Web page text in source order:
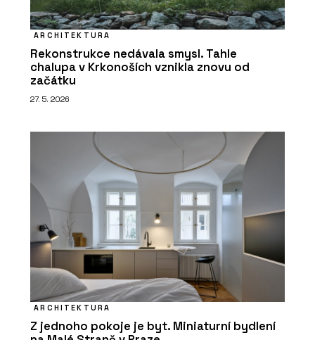
ARCHITEKTURA
Rekonstrukce nedávala smysl. Tahle
chalupa v Krkonoších vznikla znovu od
začátku
27. 5. 2026
ARCHITEKTURA
Z jednoho pokoje je byt. Miniaturní bydlení